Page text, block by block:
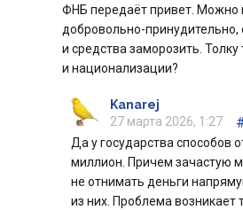
ФНБ передаёт привет. Можно
добровольно-принудительно,
и средства заморозить.
и национализации?
Kanarej
27 марта 2026, 1:27
Да у государства способов
миллион. Причем зачастую
не отнимать деньги
из них. Проблема возникает